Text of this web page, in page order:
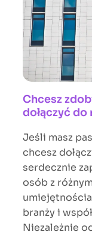
Chcesz
dołączyć do
Jeśli masz
chcesz
serdecznie
osób z
branży i
Niezależnie